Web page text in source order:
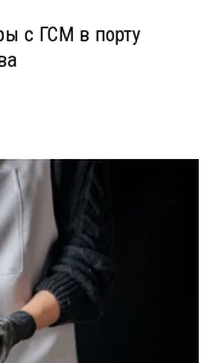
с ГСМ в порту